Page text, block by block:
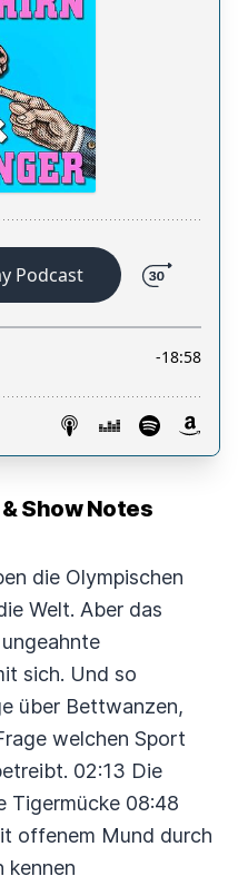
Show Notes
die Olympischen
Welt. Aber das
sich. Und so
über Bettwanzen,
welchen Sport
02:13 Die
Tigermücke 08:48
offenem Mund durch
kennen